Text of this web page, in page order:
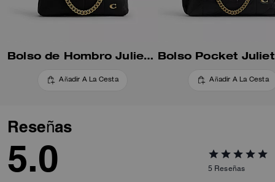
Bolso de Hombro Juliet 25 Con Acolchado
Añadir A La Cesta Añadir A La Cesta
Reseñas
5.0 5 Reseñas